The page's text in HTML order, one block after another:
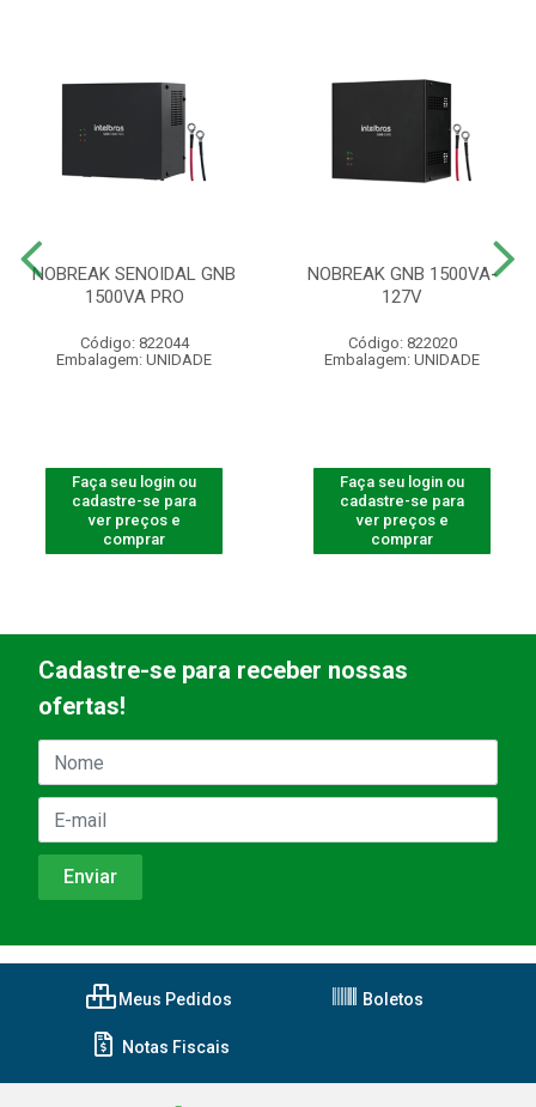
NOBREAK SENOIDAL GNB
1500VA PRO
Código: 822044
Embalagem: UNIDADE
Faça seu login ou
cadastre-se para
ver preços e
comprar
NOBREAK GNB 1500VA-
127V
Código: 822020
Embalagem: UNIDADE
Faça seu login ou
cadastre-se para
ver preços e
comprar
Cadastre-se para receber nossas
ofertas!
Meus Pedidos Boletos
Notas Fiscais